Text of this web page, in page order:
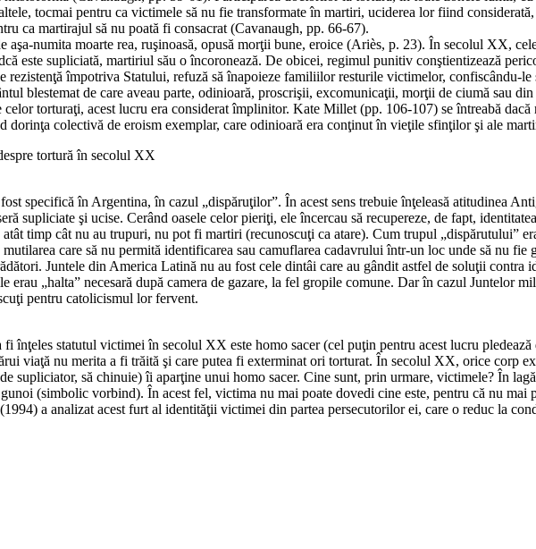
tocmai pentru ca victimele să nu fie transformate în martiri, uciderea lor fiind
ca martirajul să nu poată fi consacrat (Cavanaugh, pp. 66-67).
aşa-numita moarte rea, ruşinoasă, opusă morţii bune, eroice (Ariès, p. 23). În secolul XX,
este supliciată, martiriul său o încoronează. De obicei, regimul punitiv conştientizează
împotriva Statului, refuză să înapoieze familiilor resturile victimelor, confiscându-
blestemat de care aveau parte, odinioară, proscrişii, excomunicaţii, morţii de ciumă sau
celor torturaţi, acest lucru era considerat împlinitor. Kate Millet (pp. 106-107) se întreabă
dorinţa colectivă de eroism exemplar, care odinioară era conţinut în vieţile sfinţilor şi ale
tortură în secolul XX
specifică în Argentina, în cazul „dispăruţilor”. În acest sens trebuie înţeleasă atitudinea
supliciate şi ucise. Cerând oasele celor pieriţi, ele încercau să recupereze, de fapt,
timp cât nu au trupuri, nu pot fi martiri (recunoscuţi ca atare). Cum trupul „dispărutului”
care să nu permită identificarea sau camuflarea cadavrului într-un loc unde să nu
Juntele din America Latină nu au fost cele dintâi care au gândit astfel de soluţii
„halta” necesară după camera de gazare, la fel gropile comune. Dar în cazul Juntelor
pentru catolicismul lor fervent.
înţeles statutul victimei în secolul XX este homo sacer (cel puţin pentru acest lucru
viaţă nu merita a fi trăită şi care putea fi exterminat ori torturat. În secolul XX, orice corp
supliciator, să chinuie) îi aparţine unui homo sacer. Cine sunt, prin urmare, victimele? În
(simbolic vorbind). În acest fel, victima nu mai poate dovedi cine este, pentru că nu
a analizat acest furt al identităţii victimei din partea persecutorilor ei, care o reduc la